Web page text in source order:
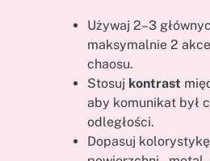
Używaj 2–3
maksymalnie 2
chaosu.
Stosuj kontrast
aby komunikat był
odległości.
Dopasuj